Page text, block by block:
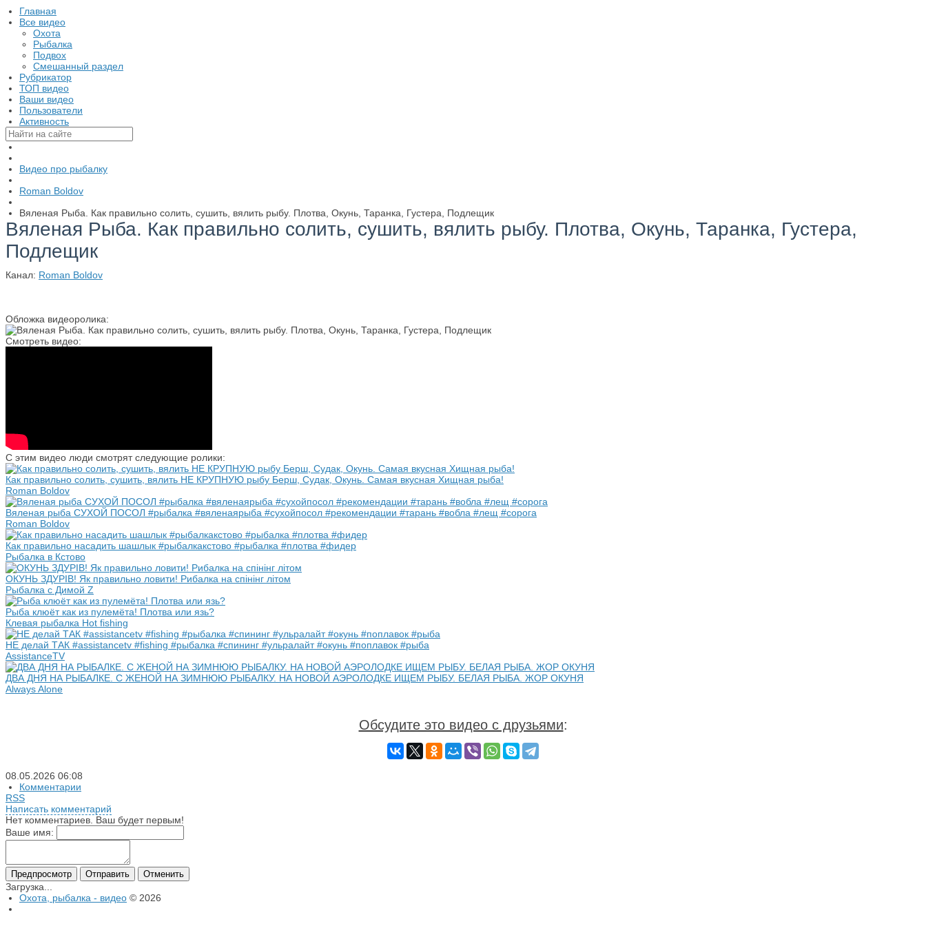
Главная
Все видео
Охота
Рыбалка
Подвох
Смешанный раздел
Рубрикатор
ТОП видео
Ваши видео
Пользователи
Активность
Видео про рыбалку
Roman Boldov
Вяленая Рыба. Как правильно солить, сушить, вялить рыбу. Плотва, Окунь, Таранка, Густера, Подлещик
Вяленая Рыба. Как правильно солить, сушить, вялить рыбу. Плотва, Окунь, Таранка, Густера,
Подлещик
Канал: Roman Boldov
Обложка видеоролика:
Смотреть видео:
С этим видео люди смотрят следующие ролики:
Как правильно солить, сушить, вялить НЕ КРУПНУЮ рыбу Берш, Судак, Окунь. Самая вкусная Хищная рыба!
Roman Boldov
Вяленая рыба СУХОЙ ПОСОЛ #рыбалка #вяленаярыба #сухойпосол #рекомендации #тарань #вобла #лещ #сорога
Roman Boldov
Как правильно насадить шашлык #рыбалкакстово #рыбалка #плотва #фидер
Рыбалка в Кстово
ОКУНЬ ЗДУРІВ! Як правильно ловити! Рибалка на спінінг літом
Рыбалка с Димой Z
Рыба клюёт как из пулемёта! Плотва или язь?
Клевая рыбалка Hot fishing
НЕ делай ТАК #assistancetv #fishing #рыбалка #спининг #ульралайт #окунь #поплавок #рыба
AssistanceTV
ДВА ДНЯ НА РЫБАЛКЕ. С ЖЕНОЙ НА ЗИМНЮЮ РЫБАЛКУ. НА НОВОЙ АЭРОЛОДКЕ ИЩЕМ РЫБУ. БЕЛАЯ РЫБА. ЖОР ОКУНЯ
Always Alone
Обсудите это видео с друзьями:
08.05.2026 06:08
Комментарии
RSS
Написать комментарий
Нет комментариев. Ваш будет первым!
Ваше имя:
Загрузка...
Охота, рыбалка - видео © 2026